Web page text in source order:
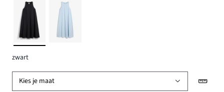
zwart
Kies je maat